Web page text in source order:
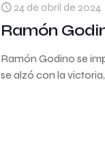
24 de abril de 2024
Ramón
Ramón Godino se
se alzó con la